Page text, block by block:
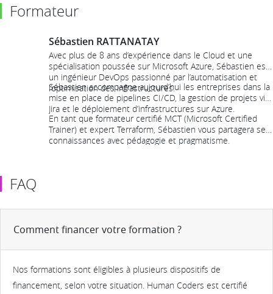
Formateur
Sébastien RATTANATAY
Avec plus de 8 ans d’expérience dans le Cloud et une
spécialisation poussée sur Microsoft Azure, Sébastien est
un ingénieur DevOps passionné par l’automatisation et
l’optimisation des infrastructures.
Sébastien accompagne aujourd’hui les entreprises dans la
mise en place de pipelines CI/CD, la gestion de projets via
Jira et le déploiement d’infrastructures sur Azure.
En tant que formateur certifié MCT (Microsoft Certified
Trainer) et expert Terraform, Sébastien vous partagera ses
connaissances avec pédagogie et pragmatisme.
FAQ
Comment financer votre formation ?
Nos formations sont éligibles à plusieurs dispositifs de
financement, selon votre situation. Human Coders est certifié